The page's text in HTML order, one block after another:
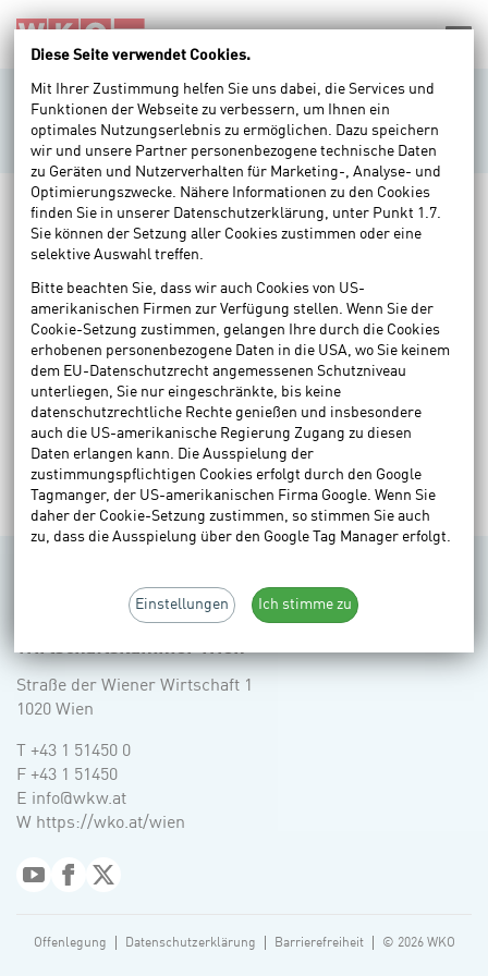
Diese Seite verwendet Cookies.
Mit Ihrer Zustimmung helfen Sie uns dabei, die Services und
Funktionen der Webseite zu verbessern, um Ihnen ein
optimales Nutzungserlebnis zu ermöglichen. Dazu speichern
wir und unsere Partner personenbezogene technische Daten
zu Geräten und Nutzerverhalten für Marketing-, Analyse- und
Optimierungszwecke. Nähere Informationen zu den Cookies
finden Sie in unserer Datenschutzerklärung, unter Punkt 1.7.
Sie können der Setzung aller Cookies zustimmen oder eine
selektive Auswahl treffen.
Bitte beachten Sie, dass wir auch Cookies von US-
amerikanischen Firmen zur Verfügung stellen. Wenn Sie der
Cookie-Setzung zustimmen, gelangen Ihre durch die Cookies
erhobenen personenbezogene Daten in die USA, wo Sie keinem
dem EU-Datenschutzrecht angemessenen Schutzniveau
unterliegen, Sie nur eingeschränkte, bis keine
datenschutzrechtliche Rechte genießen und insbesondere
auch die US-amerikanische Regierung Zugang zu diesen
Daten erlangen kann. Die Ausspielung der
zustimmungspflichtigen Cookies erfolgt durch den Google
Tagmanger, der US-amerikanischen Firma Google. Wenn Sie
daher der Cookie-Setzung zustimmen, so stimmen Sie auch
zu, dass die Ausspielung über den Google Tag Manager erfolgt.
Einstellungen Ich stimme zu
Vacancies
There are 0 vacancies at the moment.
There are no vacancies at the moment.
Wirtschaftskammer Wien
Straße der Wiener Wirtschaft 1
1020 Wien
elefon:
+43 1 51450 0
F ax:
+43 1 51450
E -Mail:
info@wkw.at
W eb:
https://wko.at/wien
YouTubeFacebook
Twitter
Offenlegung Datenschutzerklärung Barrierefreiheit © 2026 WKO